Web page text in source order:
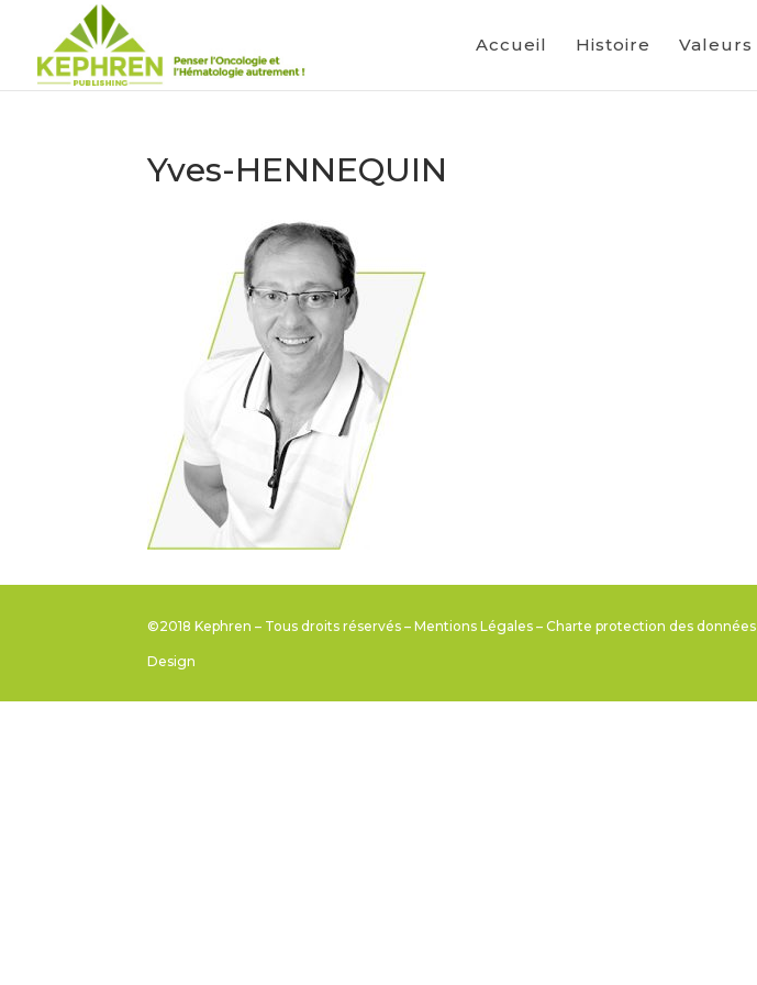
Accueil Histoire Valeurs
Yves-HENNEQUIN
©2018 Kephren – Tous droits réservés –Mentions Légales –Charte protection des données
Design